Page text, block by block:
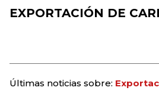
EXPORTACIÓN DE
Últimas noticias sobre: